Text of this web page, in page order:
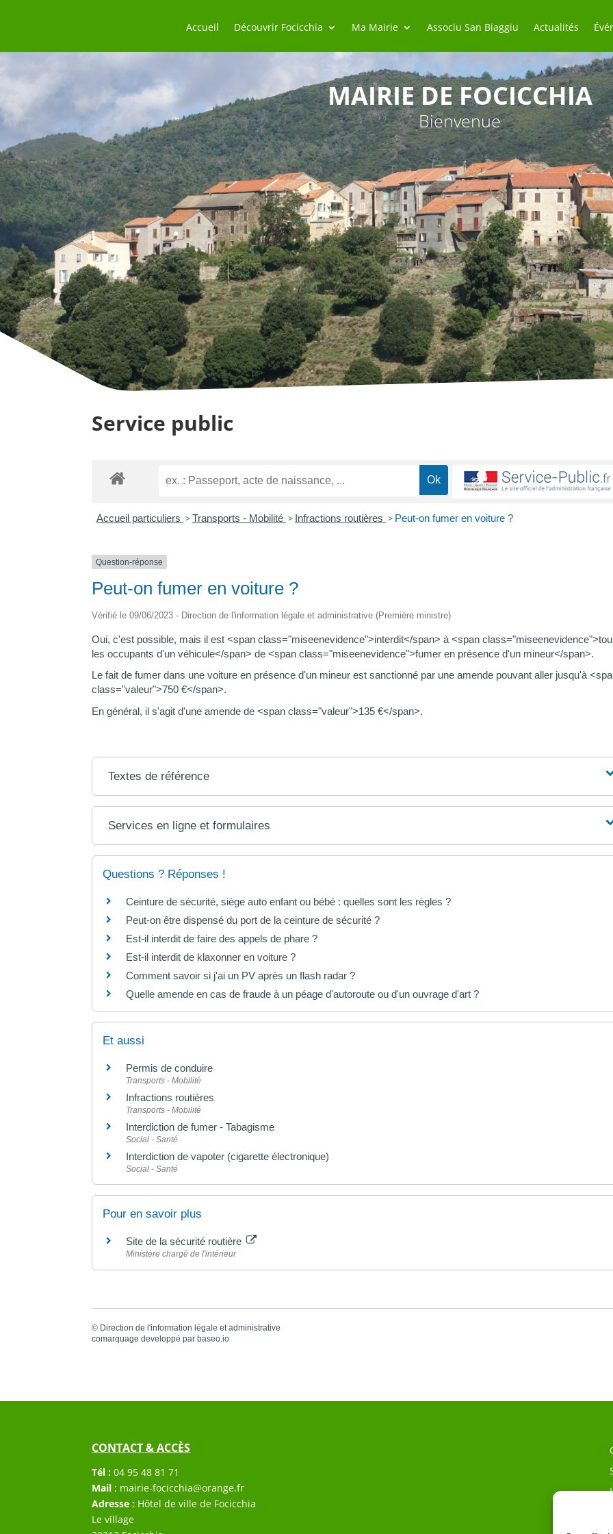
Accueil Découvrir Focicchia Ma Mairie Associu San Biaggiu Actualités
MAIRIE DE FOCICCHIA
Bienvenue
Service public
Accueil particuliers >Transports - Mobilité > Infractions routières > Peut-on fumer en voiture ?
Question-réponse
Peut-on fumer en voiture ?
Vérifié le 09/06/2023 - Direction de l'information légale et administrative (Première ministre)
Oui, c'est possible, mais il est <span class="miseenevidence">interdit</span> à <span
les occupants d'un véhicule</span> de <span class="miseenevidence">fumer en présence d'un mineur</span>.
Le fait de fumer dans une voiture en présence d'un mineur est sanctionné par une amende pouvant aller jusqu'à
class="valeur">750 €</span>.
En général, il s'agit d'une amende de <span class="valeur">135 €</span>.
Textes de référence
Services en ligne et formulaires
Questions ? Réponses !
Ceinture de sécurité, siège auto enfant ou bébé : quelles sont les règles ?
Peut-on être dispensé du port de la ceinture de sécurité ?
Est-il interdit de faire des appels de phare ?
Est-il interdit de klaxonner en voiture ?
Comment savoir si j'ai un PV après un flash radar ?
Quelle amende en cas de fraude à un péage d'autoroute ou d'un ouvrage d'art ?
Et aussi
Permis de conduire
Transports - Mobilité
Infractions routières
Transports - Mobilité
Interdiction de fumer - Tabagisme
Social - Santé
Interdiction de vapoter (cigarette électronique)
Social - Santé
Pour en savoir plus
Site de la sécurité routière
Ministère chargé de l'intérieur
© Direction de l'information légale et administrative
comarquage developpé parbaseo.io
CONTACT & ACCÈS
Tél : 04 95 48 81 71
Mail : mairie-focicchia@orange.fr
Adresse : Hôtel de ville de Focicchia
Le village